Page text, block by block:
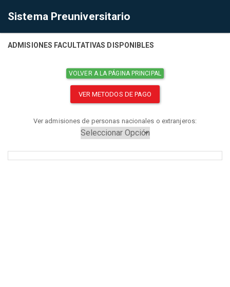
Sistema Preuniversitario
ADMISIONES FACULTATIVAS DISPONIBLES
VOLVER A LA PÁGINA PRINCIPAL
VER METODOS DE PAGO
Ver admisiones de personas nacionales o extranjeros: